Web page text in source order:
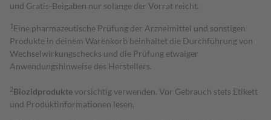
und Gratis-Beigaben nur solange der Vorrat reicht.
1 Eine pharmazeutische Prüfung der Arzneimittel und sonstigen
Produkte in deinem Warenkorb beinhaltet die Durchführung von
Wechselwirkungschecks und die Prüfung etwaiger
Anwendungshinweise des Herstellers.
2Biozidproduktevorsichtig verwenden. Vor Gebrauch stets Etikett
und Produktinformationen lesen.